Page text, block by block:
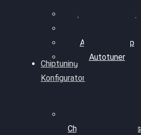
Alientech Kess3
Alientech Shop
Autotuner
Chiptuning
Konfigurator
Chiptuning für PKWs